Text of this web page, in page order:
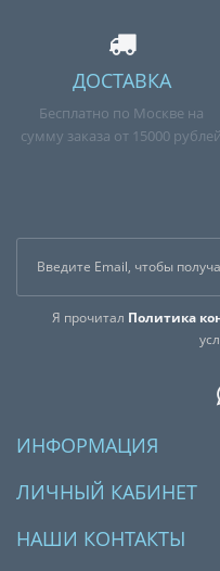
ДОСТАВКА
Бесплатно по Москве на
сумму заказа от 15000 рублей
Я прочитал Политика
ИНФОРМАЦИЯ
ЛИЧНЫЙ КАБИНЕТ
НАШИ КОНТАКТЫ